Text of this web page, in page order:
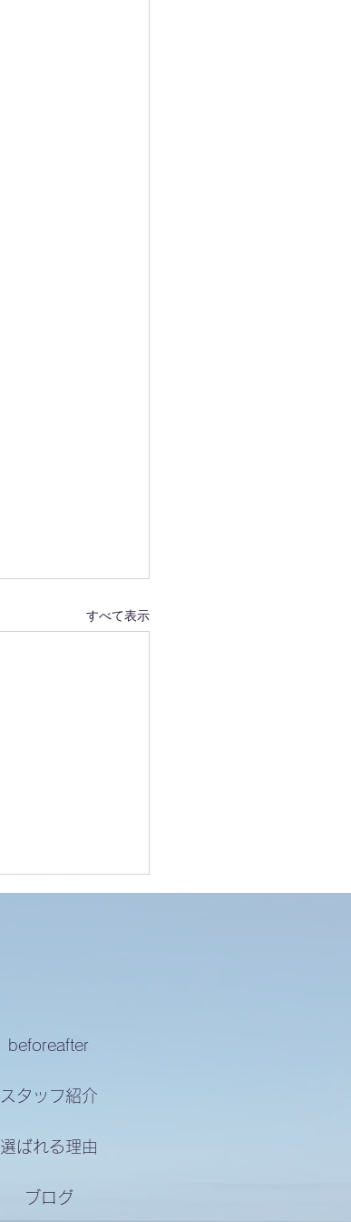
すべて表示
beforeafter
スタッフ紹介
選ばれる理由
ブログ